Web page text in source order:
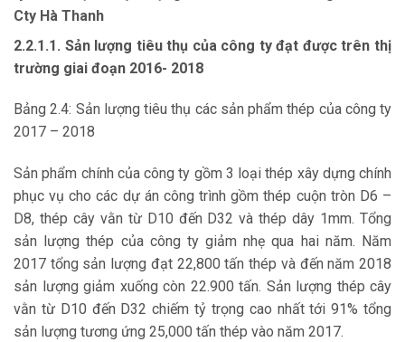
Cty Hà Thanh
2.2.1.1. Sản lượng tiêu thụ của công ty đạt được trên thị
trường giai đoạn 2016- 2018
Bảng 2.4: Sản lượng tiêu thụ các sản phẩm thép của công ty
2017 – 2018
Sản phẩm chính của công ty gồm 3 loại thép xây dựng chính
phục vụ cho các dự án công trình gồm thép cuộn tròn D6 –
D8, thép cây vằn từ D10 đến D32 và thép dây 1mm. Tổng
sản lượng thép của công ty giảm nhẹ qua hai năm. Năm
2017 tổng sản lượng đạt 22,800 tấn thép và đến năm 2018
sản lượng giảm xuống còn 22.900 tấn. Sản lượng thép cây
vằn từ D10 đến D32 chiếm tỷ trọng cao nhất tới 91% tổng
sản lượng tương ứng 25,000 tấn thép vào năm 2017.